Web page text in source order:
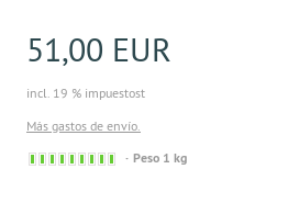
51,00 EUR
incl. 19 % impuestost
Más gastos de envío.
Sofort
Peso 1 kg